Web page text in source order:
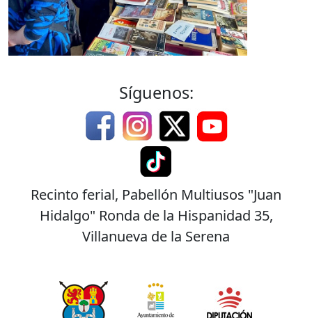
Síguenos:
Recinto ferial, Pabellón Multiusos "Juan
Hidalgo" Ronda de la Hispanidad 35,
Villanueva de la Serena